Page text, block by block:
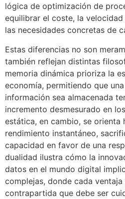
lógica de optimización de
equilibrar el coste, la
las necesidades concretas de
Estas diferencias no son
también reflejan distintas
memoria dinámica prioriza la
economía, permitiendo que
información sea almacenada
incremento desmesurado en
estática, en cambio, se orienta
rendimiento instantáneo,
capacidad en favor de una
dualidad ilustra cómo la
datos en el mundo digital
complejas, donde cada
contrapartida que debe ser